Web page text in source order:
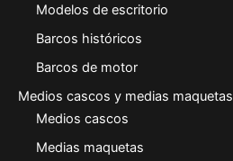
Modelos de escritorio
Barcos históricos
Barcos de motor
Medios cascos y medias maquetas
Medios cascos
Medias maquetas